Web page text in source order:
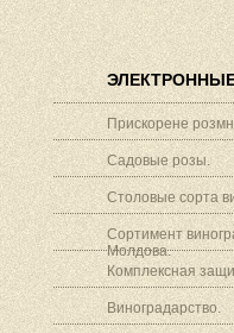
Прискорене
Садовые розы.
Столовые сорта
Сортимент
Молдова.
Комплексная
Виноградарство.